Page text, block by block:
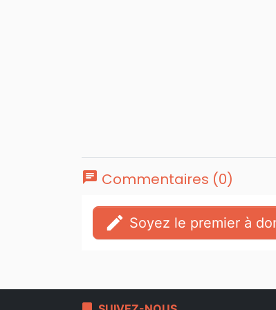
chat Commentaires (0)
edit Soyez le premier à